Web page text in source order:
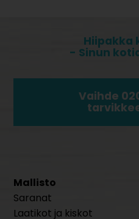
Hiipakka
- Sinun
Vaihde
Mallisto
Saranat
Laatikot ja kiskot